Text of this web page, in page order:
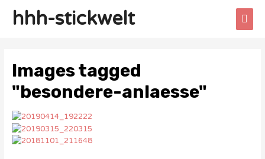
hhh-stickwelt
Images tagged
"besondere-anlaesse"